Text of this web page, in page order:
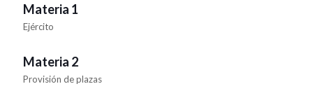
Materia 1
Ejército
Materia 2
Provisión de plazas